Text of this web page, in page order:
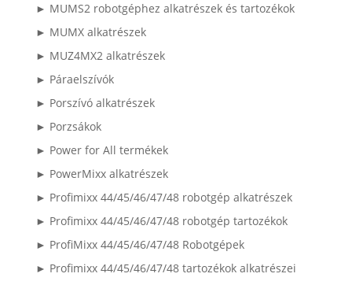
► MUMS2 robotgéphez alkatrészek és tartozékok
► MUMX alkatrészek
► MUZ4MX2 alkatrészek
► Páraelszívók
► Porszívó alkatrészek
► Porzsákok
► Power for All termékek
► PowerMixx alkatrészek
► Profimixx 44/45/46/47/48 robotgép alkatrészek
► Profimixx 44/45/46/47/48 robotgép tartozékok
► ProfiMixx 44/45/46/47/48 Robotgépek
► Profimixx 44/45/46/47/48 tartozékok alkatrészei